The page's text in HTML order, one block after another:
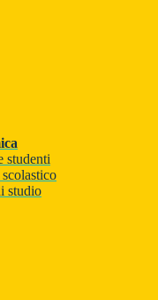
studenti
studio